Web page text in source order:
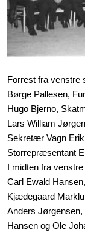
Forrest fra venstre
Børge Pallesen,
Hugo Bjerno,
Lars William
Sekretær Vagn
Storrepræsentant
I midten fra
Carl Ewald
Kjædegaard
Anders
Hansen og Ole